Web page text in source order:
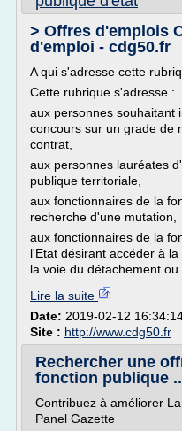
> Offres d'emplois
d'emploi - cdg50.fr
A qui s'adresse cette
Cette rubrique s'adresse :
aux personnes souhaitant
concours sur un grade de
contrat,
aux personnes lauréates
publique territoriale,
aux fonctionnaires de la
recherche d'une mutation,
aux fonctionnaires de la
l'Etat désirant accéder à
la voie du détachement ou...
Lire la suite
Date: 2019-02-12
Site : http://www.cdg50.fr
Rechercher une
fonction publique
Contribuez à améliorer
Panel Gazette